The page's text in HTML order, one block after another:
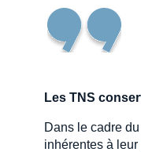
Les TNS
Dans le cadre
inhérentes à